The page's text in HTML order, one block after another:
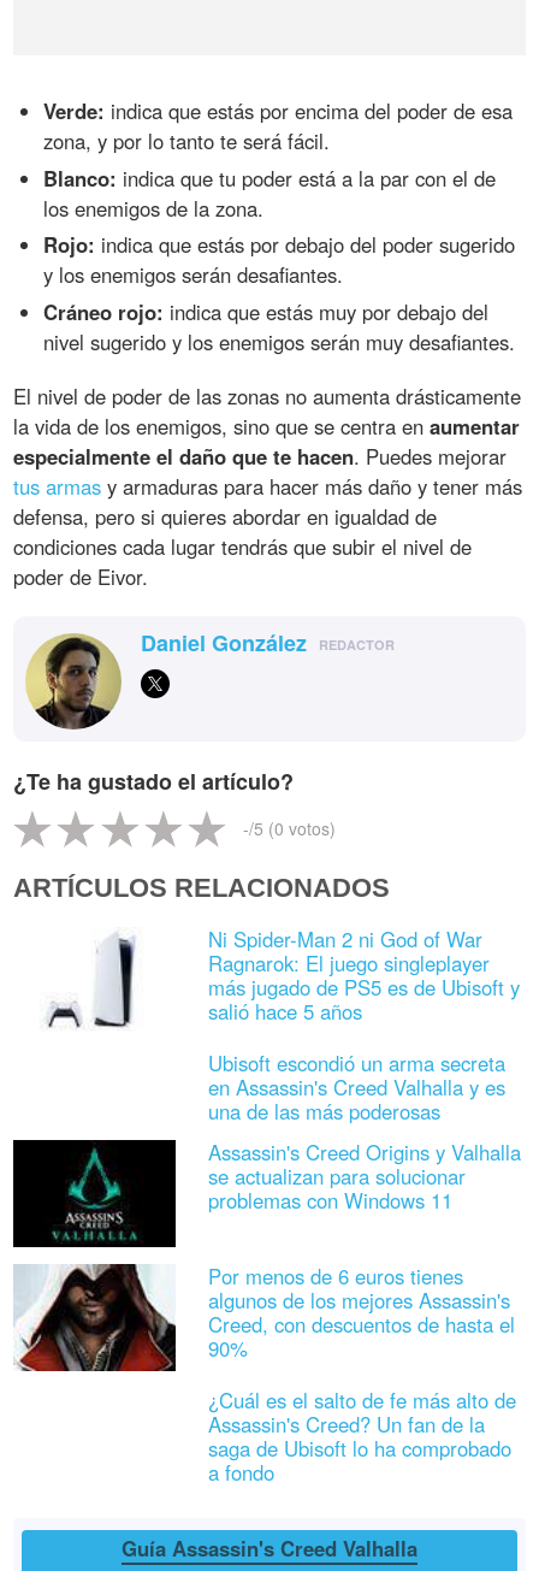
Verde: indica que estás por encima del poder de esa
zona, y por lo tanto te será fácil.
Blanco: indica que tu poder está a la par con el de
los enemigos de la zona.
Rojo: indica que estás por debajo del poder sugerido
y los enemigos serán desafiantes.
Cráneo rojo: indica que estás muy por debajo del
nivel sugerido y los enemigos serán muy desafiantes.
El nivel de poder de las zonas no aumenta drásticamente
la vida de los enemigos, sino que se centra enaumentar
especialmente el daño que te hacen. Puedes mejorar
tus armas y armaduras para hacer más daño y tener más
defensa, pero si quieres abordar en igualdad de
condiciones cada lugar tendrás que subir el nivel de
poder de Eivor.
Daniel González REDACTOR
¿Te ha gustado el artículo?
-/5 (0 votos)
ARTÍCULOS RELACIONADOS
Ni Spider-Man 2 ni God of War
Ragnarok: El juego singleplayer
más jugado de PS5 es de Ubisoft y
salió hace 5 años
Ubisoft escondió un arma secreta
en Assassin's Creed Valhalla y es
una de las más poderosas
Assassin's Creed Origins y Valhalla
se actualizan para solucionar
problemas con Windows 11
Por menos de 6 euros tienes
algunos de los mejores Assassin's
Creed, con descuentos de hasta el
90%
¿Cuál es el salto de fe más alto de
Assassin's Creed? Un fan de la
saga de Ubisoft lo ha comprobado
a fondo
Guía Assassin's Creed Valhalla